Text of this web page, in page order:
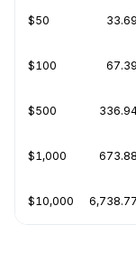
$50
$100
$500
$1,000
$10,000